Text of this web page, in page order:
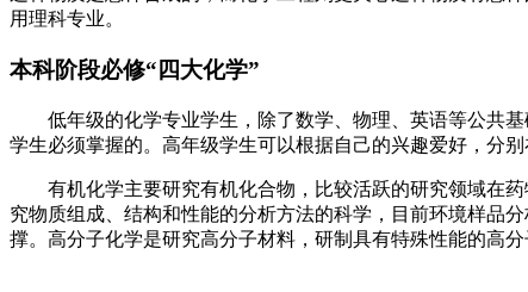
用理科专业。
本科阶段必修“四大化学”
低年级的化学专业学生，除了数学、物理、英语等公共
学生必须掌握的。高年级学生可以根据自己的兴趣爱好，分
有机化学主要研究有机化合物，比较活跃的研究领域在
究物质组成、结构和性能的分析方法的科学，目前环境样品
撑。高分子化学是研究高分子材料，研制具有特殊性能的高